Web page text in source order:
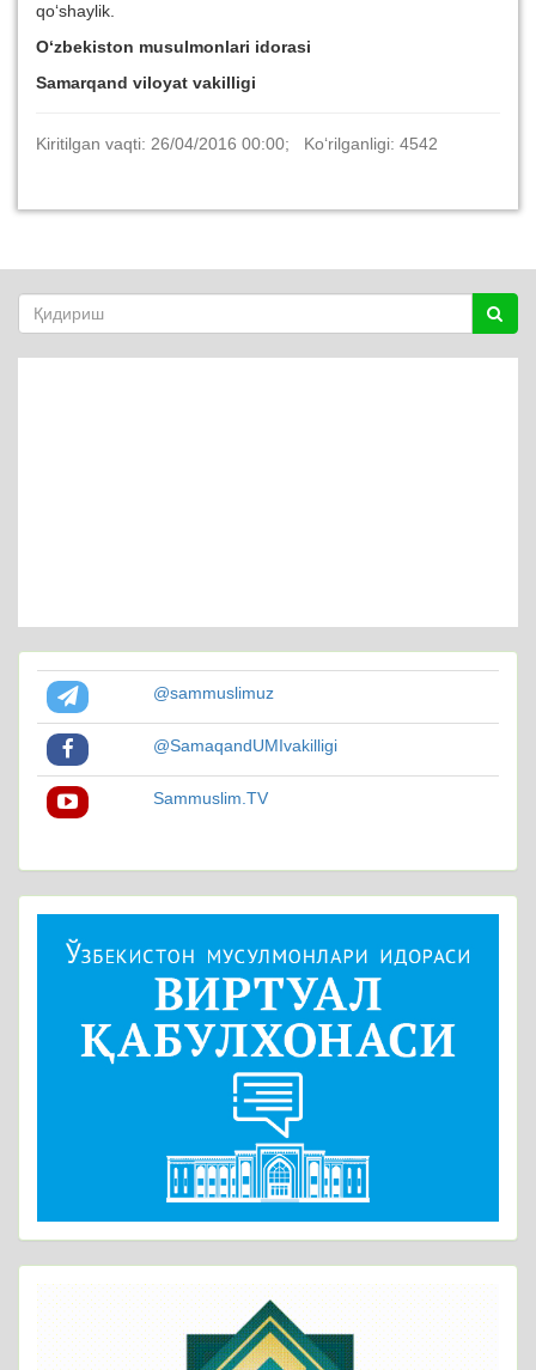
qo‘shaylik.
O‘zbekiston musulmonlari idorasi
Samarqand viloyat vakilligi
Kiritilgan vaqti: 26/04/2016 00:00; Ko‘rilganligi: 4542
@sammuslimuz
@SamaqandUMIvakilligi
Sammuslim.TV